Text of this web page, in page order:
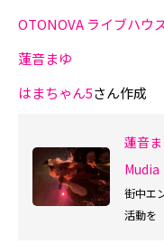
OTONOVA ライブハウ
蓮音まゆ
はまちゃん5さん作成
蓮音
Mudia
街中エ
活動を